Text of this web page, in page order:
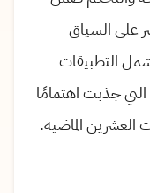
على السياق
التطبيقات
التي جذبت اهتمامًا
العشرين الماضية.